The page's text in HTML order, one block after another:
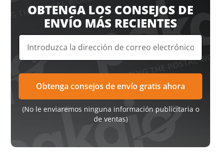
OBTENGA LOS CONSEJOS DE
ENVÍO MÁS RECIENTES
(No le enviaremos ninguna información publicitaria o
de ventas)